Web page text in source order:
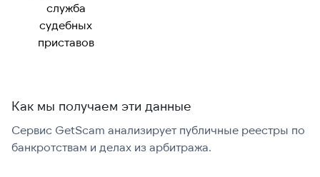
служба
судебных
приставов
Как мы получаем эти данные
Сервис GetScam анализирует публичные реестры по
банкротствам и делах из арбитража.